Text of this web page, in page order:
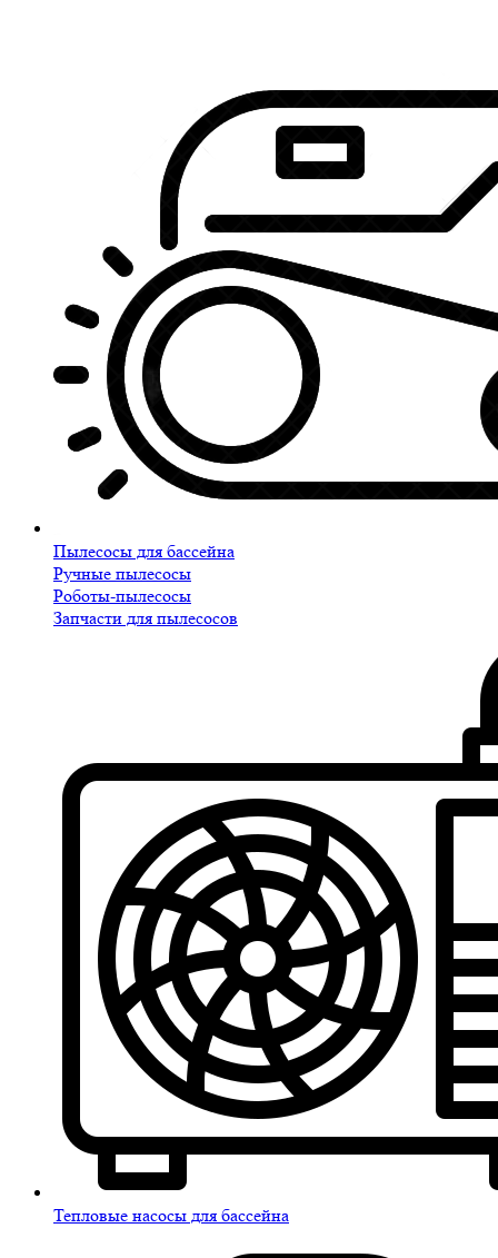
Пылесосы для бассейна
Ручные пылесосы
Роботы-пылесосы
Запчасти для пылесосов
Тепловые насосы для бассейна